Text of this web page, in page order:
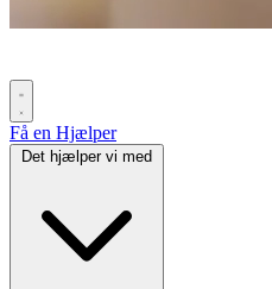
Få en Hjælper
Det hjælper vi med